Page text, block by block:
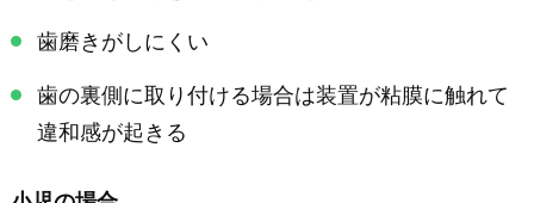
歯磨きがしにくい
歯の裏側に取り付ける場合は装置が粘膜に触れて
違和感が起きる